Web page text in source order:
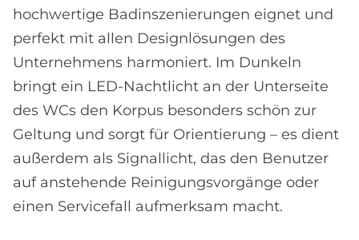
hochwertige Badinszenierungen eignet und
perfekt mit allen Designlösungen des
Unternehmens harmoniert. Im Dunkeln
bringt ein LED-Nachtlicht an der Unterseite
des WCs den Korpus besonders schön zur
Geltung und sorgt für Orientierung – es dient
außerdem als Signallicht, das den Benutzer
auf anstehende Reinigungsvorgänge oder
einen Servicefall aufmerksam macht.